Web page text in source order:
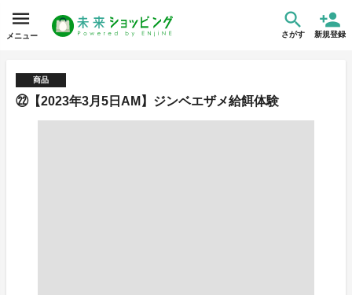
メニュー さがす 新規登録
商品
㉒【2023年3月5日AM】ジンベエザメ給餌体験